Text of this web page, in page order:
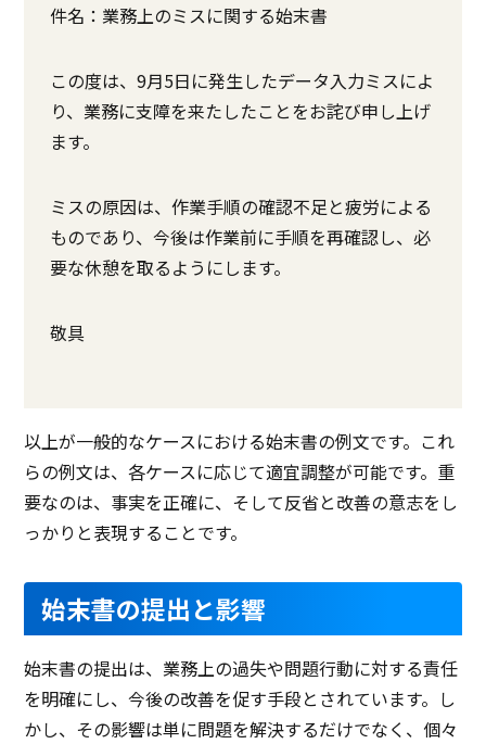
件名：業務上のミスに関する始末書
この度は、9月5日に発生したデータ入力ミスによ
り、業務に支障を来たしたことをお詫び申し上げ
ます。
ミスの原因は、作業手順の確認不足と疲労による
ものであり、今後は作業前に手順を再確認し、必
要な休憩を取るようにします。
敬具
以上が一般的なケースにおける始末書の例文です。これ
らの例文は、各ケースに応じて適宜調整が可能です。重
要なのは、事実を正確に、そして反省と改善の意志をし
っかりと表現することです。
始末書の提出と影響
始末書の提出は、業務上の過失や問題行動に対する責任
を明確にし、今後の改善を促す手段とされています。し
かし、その影響は単に問題を解決するだけでなく、個々